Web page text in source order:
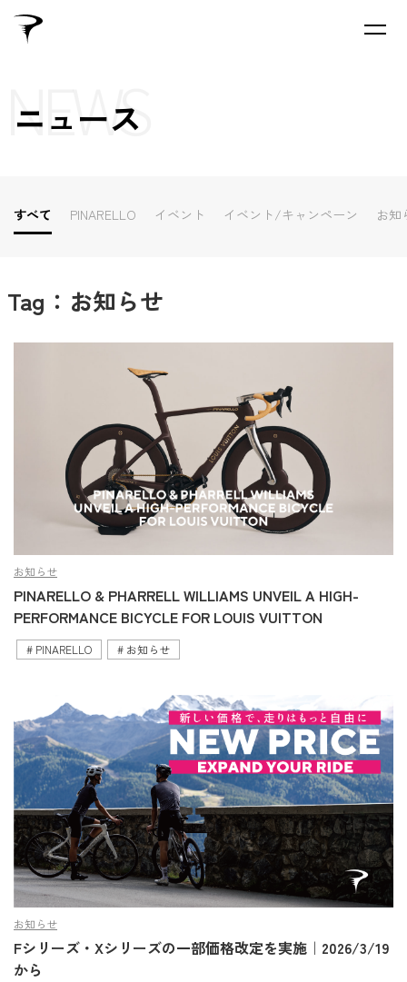
ニュース
NEWS
すべて PINARELLO イベント イベント/キャンペーン お知
Tag：お知らせ
お知らせ
PINARELLO & PHARRELL WILLIAMS UNVEIL A HIGH-
PERFORMANCE BICYCLE FOR LOUIS VUITTON
PINARELLO お知らせ
お知らせ
Fシリーズ・Xシリーズの一部価格改定を実施｜2026/3/19
から